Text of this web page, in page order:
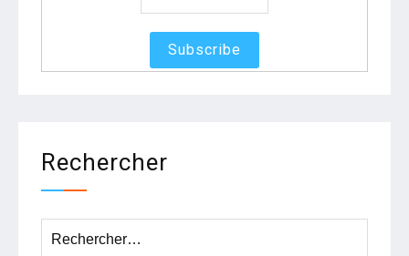
Rechercher